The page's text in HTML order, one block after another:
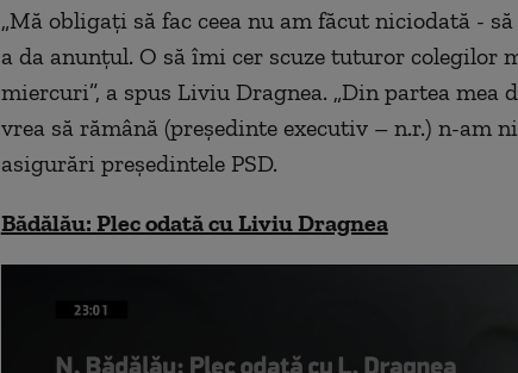
„Mă obligaţi să fac ceea nu am făcut niciodată -
a da anunţul. O să îmi cer scuze tuturor colegilor
miercuri”, a spus Liviu Dragnea. „Din partea mea
vrea să rămână (președinte executiv – n.r.) n-am
asigurări președintele PSD.
Bădălău: Plec odată cu Liviu Dragnea